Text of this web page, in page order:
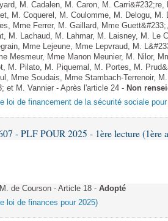
M. Cadalen, M. Caron, M.
M. Coquerel, M. Coulomme, M. Delogu, M.
Mme Ferrer, M. Gaillard, Mme
M. Lachaud, M. Lahmar, M. Laisney, M. Le
Mme Lejeune, Mme Lepvraud, M.
Mesmeur, Mme Manon Meunier, M. Nilor,
M. Pilato, M. Piquemal, M. Portes, M.
Mme Soudais, Mme Stambach-Terrenoir,
et M. Vannier - Après l'article 24 - Non
loi de financement de la sécurité sociale pour
- PLF POUR 2025 - 1ère lecture (1ère
de Courson - Article 18 - Adopté
loi de finances pour 2025)